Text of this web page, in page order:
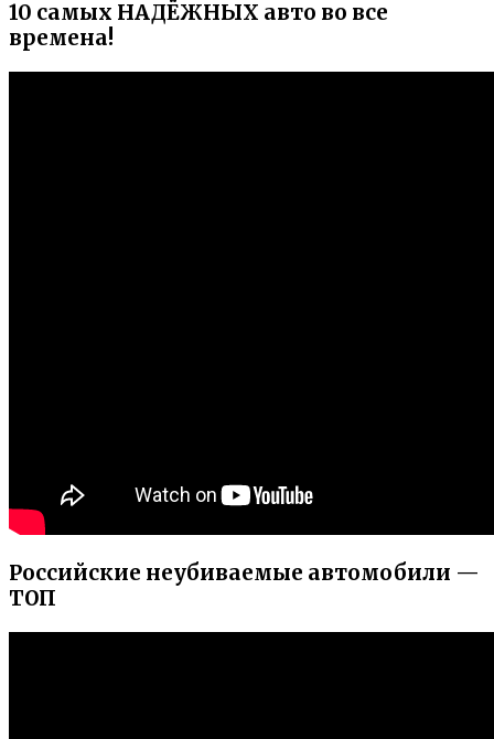
10 самых НАДЁЖНЫХ авто во все
времена!
Российские неубиваемые автомобили —
ТОП